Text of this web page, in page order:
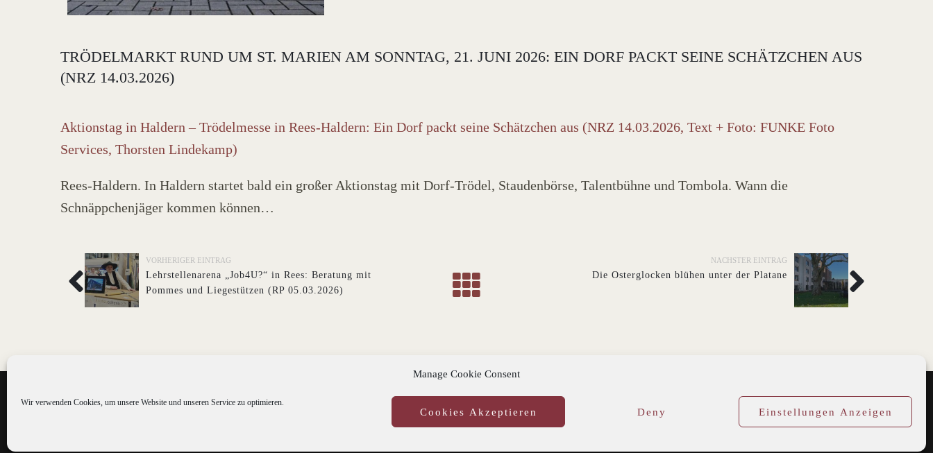
Manage Cookie Consent
Wir verwenden Cookies, um unsere Website und unseren Service zu optimieren.
Cookies Akzeptieren Deny Einstellungen Anzeigen
TRÖDELMARKT RUND UM ST. MARIEN AM SONNTAG, 21. JUNI 2026: EIN DORF PACKT SEINE SCHÄTZCHEN AUS
(NRZ 14.03.2026)
Aktionstag in Haldern – Trödelmesse in Rees-Haldern: Ein Dorf packt seine Schätzchen aus (NRZ 14.03.2026, Text + Foto: FUNKE Foto
Services, Thorsten Lindekamp)
Rees-Haldern. In Haldern startet bald ein großer Aktionstag mit Dorf-Trödel, Staudenbörse, Talentbühne und Tombola. Wann die
Schnäppchenjäger kommen können…
VORHERIGER EINTRAG
Lehrstellenarena „Job4U?“ in Rees: Beratung mit
Pommes und Liegestützen (RP 05.03.2026)
NÄCHSTER EINTRAG
Die Osterglocken blühen unter der Platane
DISCLAIMER/DATENSCHUTZ Cookie-Richtlinie (EU)
©2016 St. Marien Haldern gGmbH